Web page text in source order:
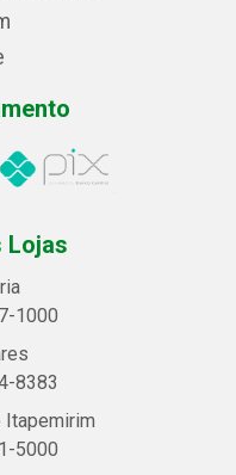
Lojas
1000
8383
Itapemirim
5000